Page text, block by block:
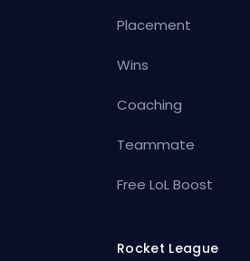
Placement
Wins
Coaching
Teammate
Free LoL Boost
Rocket League